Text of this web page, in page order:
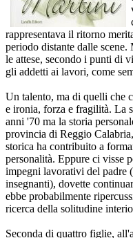
rappresentava il ritorno
periodo distante dalle
le attese, secondo i punti di
gli addetti ai lavori, come
Un talento, ma di quelli che
e ironia, forza e fragilità. La
anni '70 ma la storia
provincia di Reggio
storica ha contribuito a
personalità. Eppure ci visse
impegni lavorativi del padre
insegnanti), dovette
ebbe probabilmente
ricerca della solitudine
Seconda di quattro figlie,